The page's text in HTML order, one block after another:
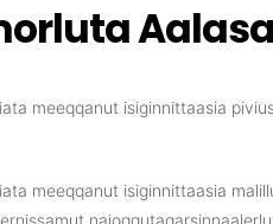
meeqqanut isiginnittaasia
meeqqanut isiginnittaasia